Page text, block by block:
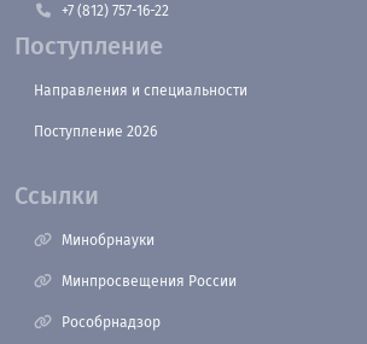
+7 (812) 757-16-22
Поступление
Направления и специальности
Поступление 2026
Ссылки
Минобрнауки
Минпросвещения России
Рособрнадзор